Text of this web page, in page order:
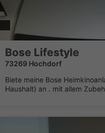
Bose Lifestyle
73269 Hochdorf
Biete meine Bose
Haushalt) an . mit allem